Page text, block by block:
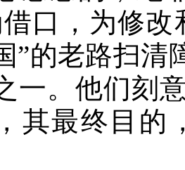
借口，为修
”的老路扫清
一。他们刻
其最终目的